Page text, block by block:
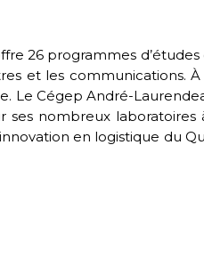
26 programmes d’études
et les communications.
Cégep André-
ses nombreux
en logistique du